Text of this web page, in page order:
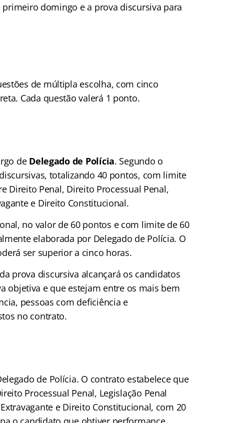
domingo e a prova discursiva para
de múltipla escolha, com cinco
Cada questão valerá 1 ponto.
deDelegado de Polícia. Segundo o
totalizando 40 pontos, com limite
Direito Penal, Direito Processual Penal,
e Direito Constitucional.
no valor de 60 pontos e com limite de 60
elaborada por Delegado de Polícia. O
ser superior a cinco horas.
prova discursiva alcançará os candidatos
objetiva e que estejam entre os mais bem
pessoas com deficiência e
no contrato.
de Polícia. O contrato estabelece que
Processual Penal, Legislação Penal
e Direito Constitucional, com 20